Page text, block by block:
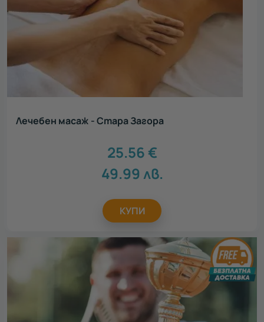
Лечебен масаж - Стара Загора
25.56€
49.99 лв.
КУПИ